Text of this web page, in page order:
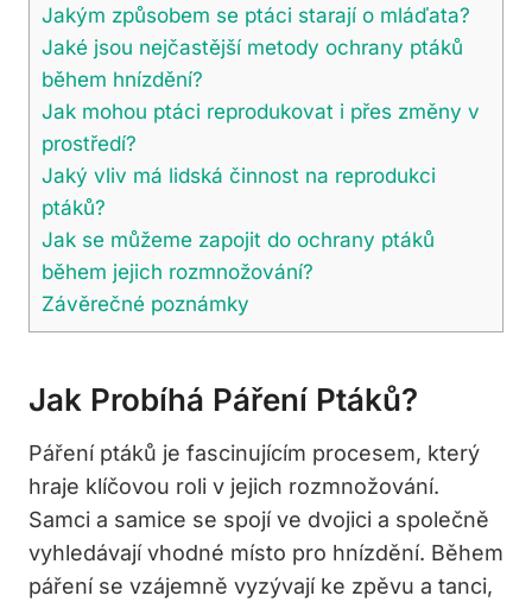
Jakým způsobem se ptáci starají o mláďata?
Jaké jsou nejčastější metody ochrany ptáků
během hnízdění?
Jak mohou ptáci reprodukovat i přes změny v
prostředí?
Jaký vliv má lidská činnost na reprodukci
ptáků?
Jak se můžeme zapojit do ochrany ptáků
během jejich rozmnožování?
Závěrečné poznámky
Jak Probíhá Páření Ptáků?
Páření ptáků je fascinujícím procesem, který
hraje klíčovou roli v jejich rozmnožování.
Samci a samice se spojí ve dvojici a společně
vyhledávají vhodné místo pro hnízdění. Během
páření se vzájemně vyzývají ke zpěvu a tanci,